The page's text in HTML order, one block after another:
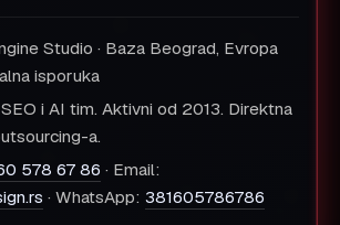
Studio · Baza Beograd, Evropa
isporuka
i AI tim. Aktivni od 2013. Direktna
a.
578 67 86 · Email:
· WhatsApp: 381605786786